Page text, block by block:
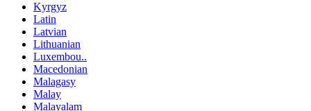
Kyrgyz
Latin
Latvian
Lithuanian
Luxembou..
Macedonian
Malagasy
Malay
Malayalam